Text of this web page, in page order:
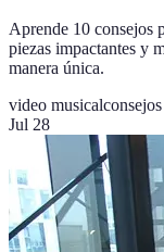
Aprende 10 consejos
piezas impactantes y
manera única.
video musical
Jul 28